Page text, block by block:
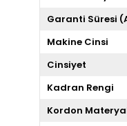
Garanti Süresi
Makine Cinsi
Cinsiyet
Kadran Rengi
Kordon